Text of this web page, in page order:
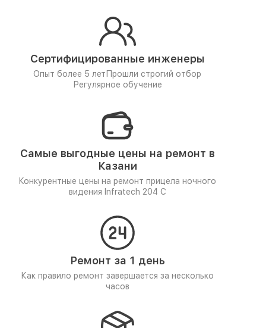
Сертифицированные инженеры
Опыт более 5 лет Прошли строгий отбор
Регулярное обучение
Самые выгодные цены на ремонт в
Казани
Конкурентные цены на ремонт прицела ночного
видения Infratech 204 С
Ремонт за 1 день
Как правило ремонт завершается за несколько
часов